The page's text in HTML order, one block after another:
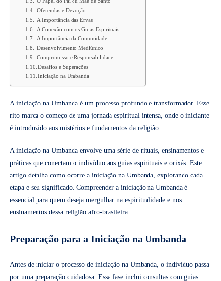
Oferendas e Devoção
A Importância das Ervas
A Conexão com os Guias Espirituais
A Importância da Comunidade
Desenvolvimento Mediúnico
Compromisso e Responsabilidade
Desafios e Superações
Iniciação na Umbanda
A iniciação na Umbanda é um processo profundo e transformador. Esse
rito marca o começo de uma jornada espiritual intensa, onde o iniciante
é introduzido aos mistérios e fundamentos da religião.
A iniciação na Umbanda envolve uma série de rituais, ensinamentos e
práticas que conectam o indivíduo aos guias espirituais e orixás. Este
artigo detalha como ocorre a iniciação na Umbanda, explorando cada
etapa e seu significado. Compreender a iniciação na Umbanda é
essencial para quem deseja mergulhar na espiritualidade e nos
ensinamentos dessa religião afro-brasileira.
Preparação para a Iniciação na Umbanda
Antes de iniciar o processo de iniciação na Umbanda, o indivíduo passa
por uma preparação cuidadosa. Essa fase inclui consultas com guias